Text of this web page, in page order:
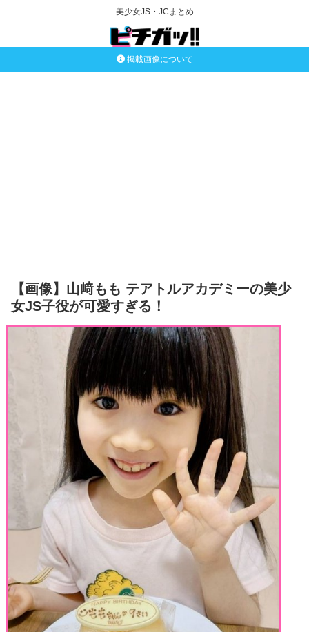
美少女JS・JCまとめ
掲載画像について
【画像】山﨑もも テアトルアカデミーの美少
女JS子役が可愛すぎる！